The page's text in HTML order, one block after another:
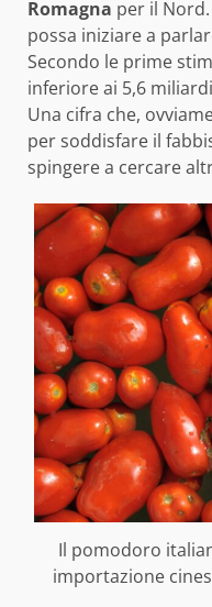
Romagna per il
possa iniziare a
Secondo le prime
inferiore ai 5,6
Una cifra che,
per soddisfare il
spingere a cercare
Il pomodoro
importazione